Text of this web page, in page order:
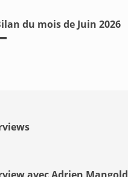
du mois de Juin 2026